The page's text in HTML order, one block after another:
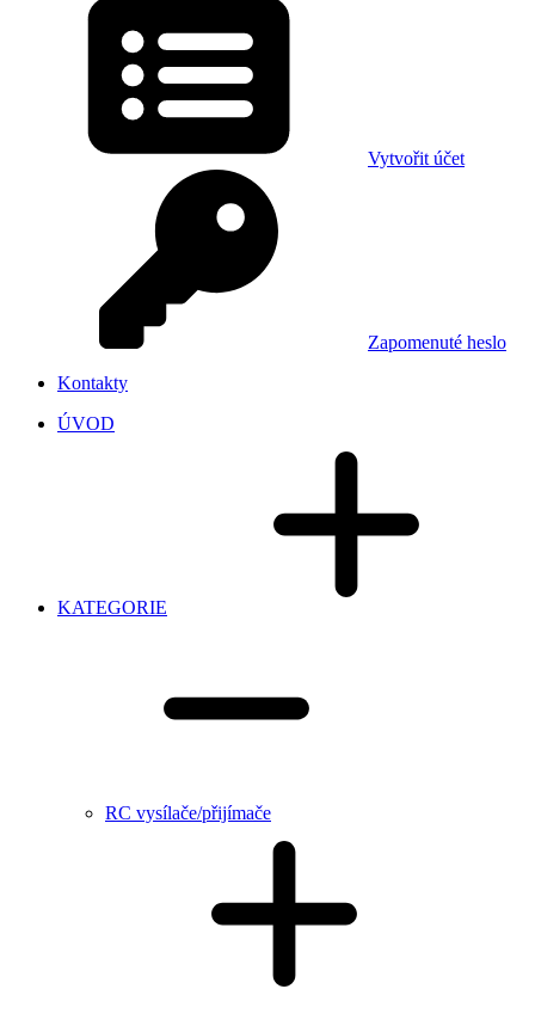
Vytvořit účet
Zapomenuté heslo
Kontakty
ÚVOD
KATEGORIE
RC vysílače/přijímače